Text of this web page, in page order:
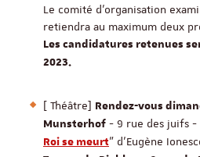
Le comité d’organisation
retiendra au maximum deux
Les candidatures retenues
2023.
[ Théâtre] Rendez-vous
Munsterhof - 9 rue des juifs
Roi se meurt" d'Eugène